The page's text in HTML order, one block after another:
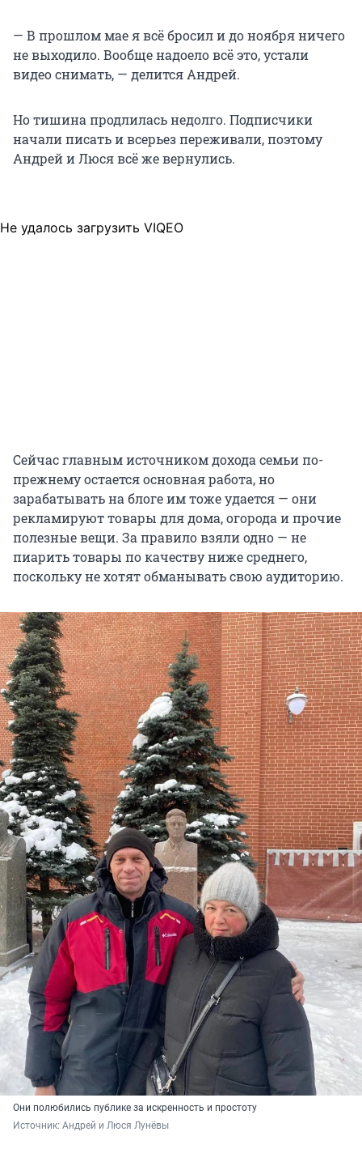
— В прошлом мае я всё бросил и до ноября ничего
не выходило. Вообще надоело всё это, устали
видео снимать, — делится Андрей.
Но тишина продлилась недолго. Подписчики
начали писать и всерьез переживали, поэтому
Андрей и Люся всё же вернулись.
Не удалось загрузить VIQEO
Сейчас главным источником дохода семьи по-
прежнему остается основная работа, но
зарабатывать на блоге им тоже удается — они
рекламируют товары для дома, огорода и прочие
полезные вещи. За правило взяли одно — не
пиарить товары по качеству ниже среднего,
поскольку не хотят обманывать свою аудиторию.
Они полюбились публике за искренность и простоту
Источник: Андрей и Люся Лунёвы